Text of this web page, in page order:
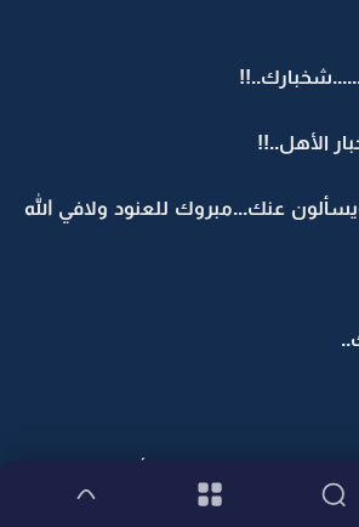
الأهل..!!
عنك...مبروك للعنود ولافي الله